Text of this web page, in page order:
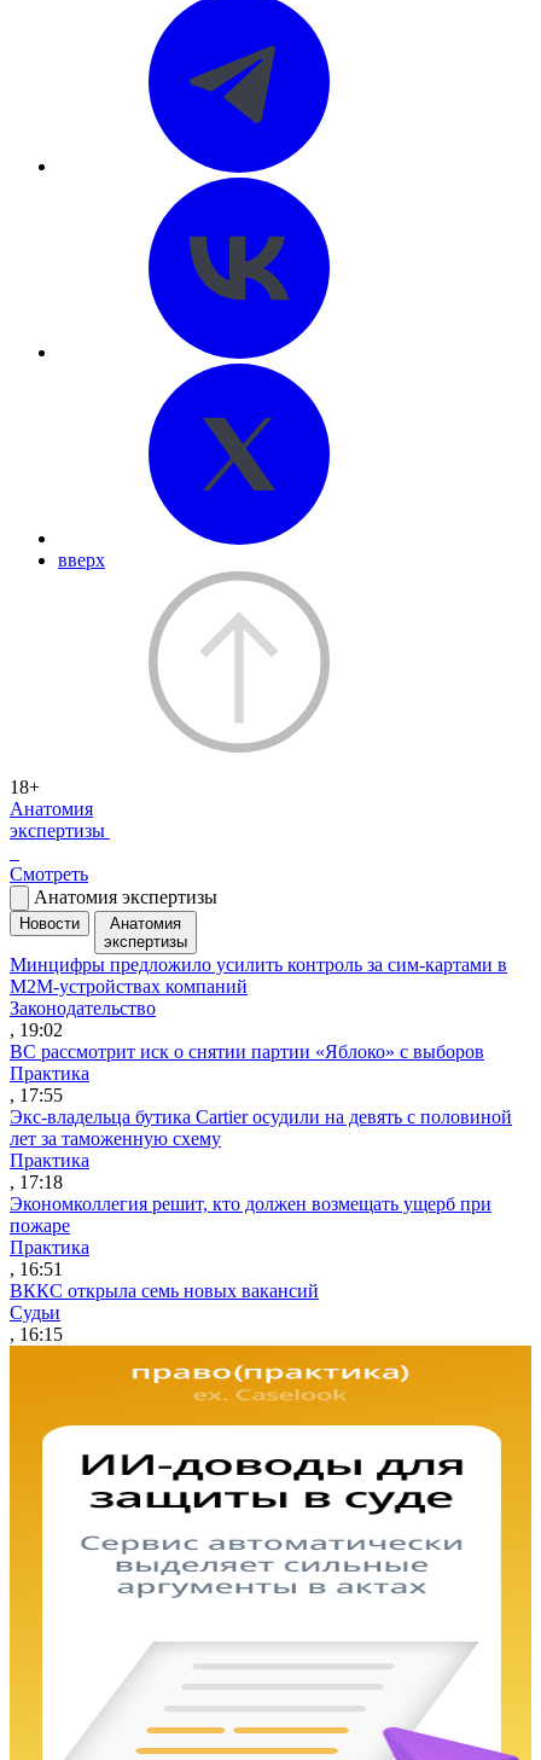
вверх
18+
Анатомия
экспертизы
Смотреть
Анатомия экспертизы
Новости
Анатомия
экспертизы
Минцифры предложило усилить контроль за сим-картами в
M2M-устройствах компаний
Законодательство
, 19:02
ВС рассмотрит иск о снятии партии «Яблоко» с выборов
Практика
, 17:55
Экс-владельца бутика Cartier осудили на девять с половиной
лет за таможенную схему
Практика
, 17:18
Экономколлегия решит, кто должен возмещать ущерб при
пожаре
Практика
, 16:51
ВККС открыла семь новых вакансий
Судьи
, 16:15